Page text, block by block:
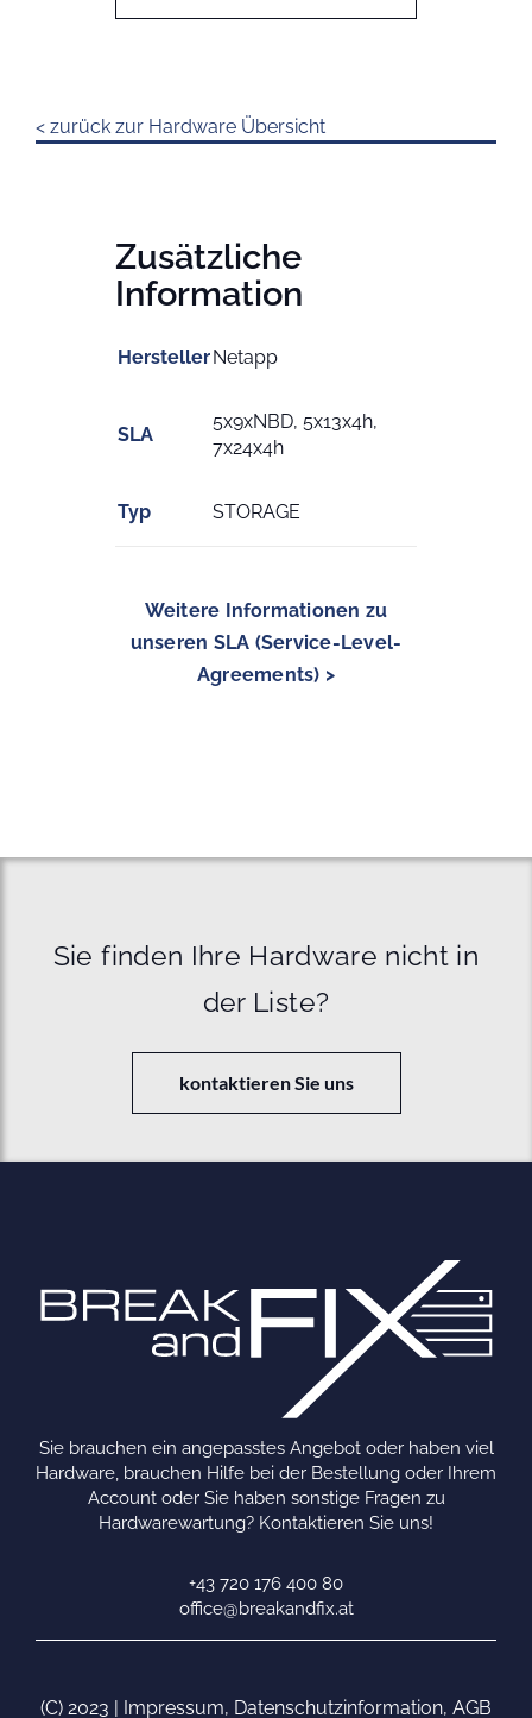
< zurück zur Hardware Übersicht
Zusätzliche
Information
HerstellerNetapp
SLA
5x9xNBD, 5x13x4h,
7x24x4h
Typ STORAGE
Weitere Informationen zu
unseren SLA (Service-Level-
Agreements) >
Sie finden Ihre Hardware nicht in
der Liste?
kontaktieren Sie uns
Sie brauchen ein angepasstes Angebot oder haben viel
Hardware, brauchen Hilfe bei der Bestellung oder Ihrem
Account oder Sie haben sonstige Fragen zu
Hardwarewartung? Kontaktieren Sie uns!
+43 720 176 400 80
office@breakandfix.at
(C) 2023 | Impressum, Datenschutzinformation, AGB